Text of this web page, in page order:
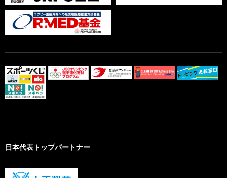
日本代表トップパートナー